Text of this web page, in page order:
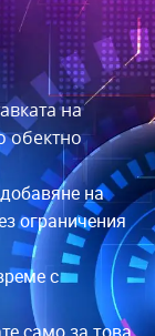
на
обектно
на
ограничения
с
само за това,